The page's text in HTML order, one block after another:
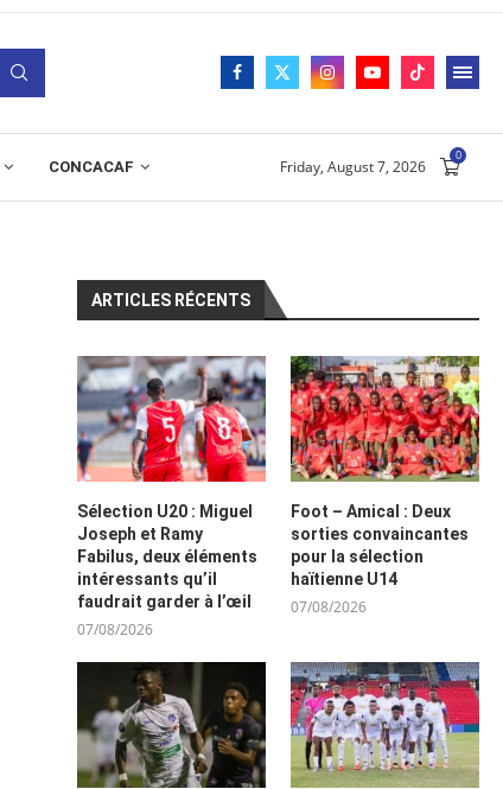
CONCACAF Friday, August 7, 2026
0
ARTICLES RÉCENTS
Sélection U20 : Miguel
Joseph et Ramy
Fabilus, deux éléments
intéressants qu’il
faudrait garder à l’œil
07/08/2026
Foot – Amical : Deux
sorties convaincantes
pour la sélection
haïtienne U14
07/08/2026